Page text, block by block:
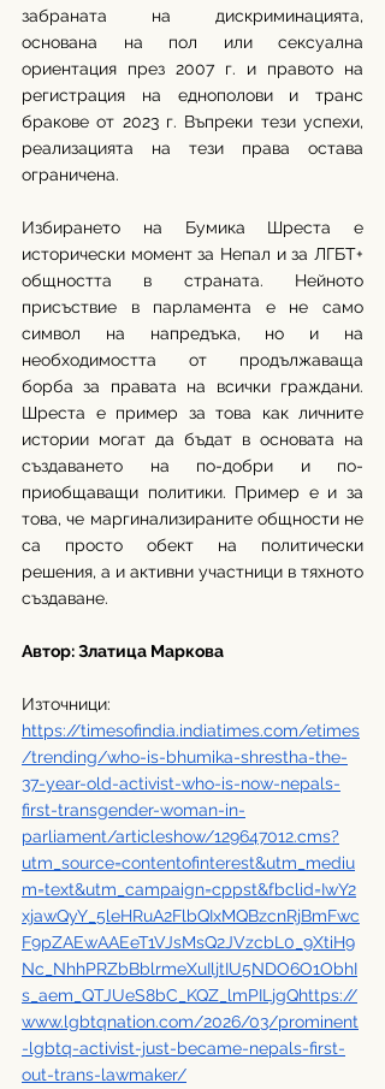
забраната на дискриминацията,
основана на пол или сексуална
ориентация през 2007 г. и правото на
регистрация на еднополови и транс
бракове от 2023 г. Въпреки тези успехи,
реализацията на тези права остава
ограничена.
Избирането на Бумика Шреста е
исторически момент за Непал и за ЛГБТ+
общността в страната. Нейното
присъствие в парламента е не само
символ на напредъка, но и на
необходимостта от продължаваща
борба за правата на всички граждани.
Шреста е пример за това как личните
истории могат да бъдат в основата на
създаването на по-добри и по-
приобщаващи политики. Пример е и за
това, че маргинализираните общности не
са просто обект на политически
решения, а и активни участници в тяхното
създаване.
Автор: Златица Маркова
Източници:
https://timesofindia.indiatimes.com/etimes
/trending/who-is-bhumika-shrestha-the-
37-year-old-activist-who-is-now-nepals-
first-transgender-woman-in-
parliament/articleshow/129647012.cms?
utm_source=contentofinterest&utm_mediu
m=text&utm_campaign=cppst&fbclid=IwY2
xjawQyY_5leHRuA2FlbQIxMQBzcnRjBmFwc
F9pZAEwAAEeT1VJsMsQ2JVzcbL0_9XtiH9
Nc_NhhPRZbBblrmeXuIljtIU5NDO6O1ObhI
s_aem_QTJUeS8bC_KQZ_lmPILjgQhttps://
www.lgbtqnation.com/2026/03/prominent
-lgbtq-activist-just-became-nepals-first-
out-trans-lawmaker/